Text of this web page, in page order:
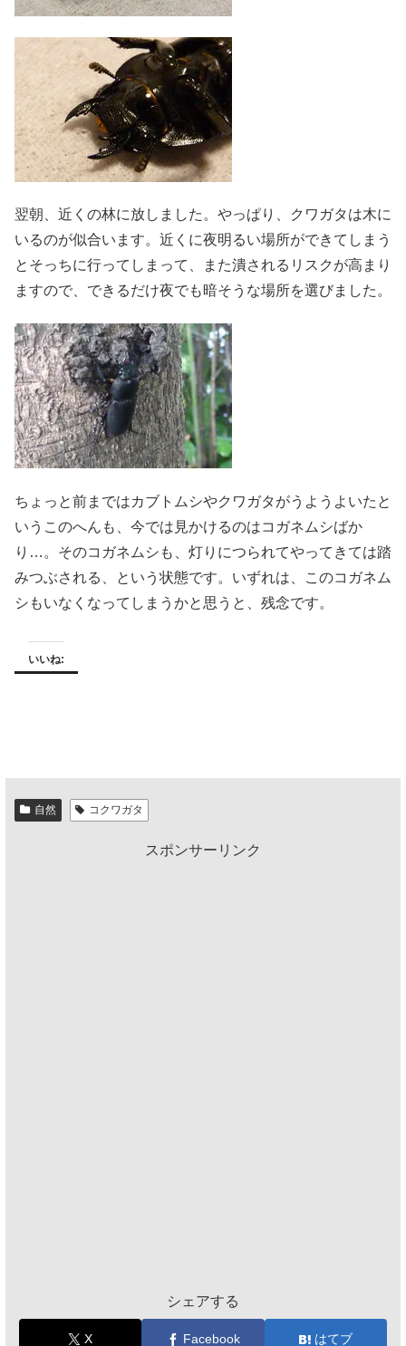
翌朝、近くの林に放しました。やっぱり、クワガタは木に
いるのが似合います。近くに夜明るい場所ができてしまう
とそっちに行ってしまって、また潰されるリスクが高まり
ますので、できるだけ夜でも暗そうな場所を選びました。
ちょっと前まではカブトムシやクワガタがうようよいたと
いうこのへんも、今では見かけるのはコガネムシばか
り…。そのコガネムシも、灯りにつられてやってきては踏
みつぶされる、という状態です。いずれは、このコガネム
シもいなくなってしまうかと思うと、残念です。
いいね:
自然 コクワガタ
スポンサーリンク
シェアする
X Facebook はてブ